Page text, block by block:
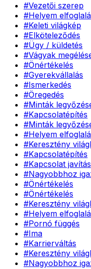
#Vezetői szerep
#Helyem
#Keleti világkép
#Elköteleződés
#Ügy / küldetés
#Vágyak
#Önértékelés
#Gyerekvállalás
#Ismerkedés
#Öregedés
#Minták
#Kapcsolatépítés
#Minták
#Helyem
#Keresztény
#Kapcsolatépítés
#Kapcsolat javítás
#Nagyobbhoz
#Önértékelés
#Önértékelés
#Keresztény
#Helyem
#Pornó függés
#Ima
#Karrierváltás
#Keresztény
#Nagyobbhoz